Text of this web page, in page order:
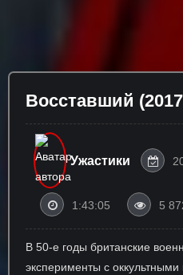
Восставший
Ужастики
1:43:05 5
В 50-е годы британские
эксперименты с